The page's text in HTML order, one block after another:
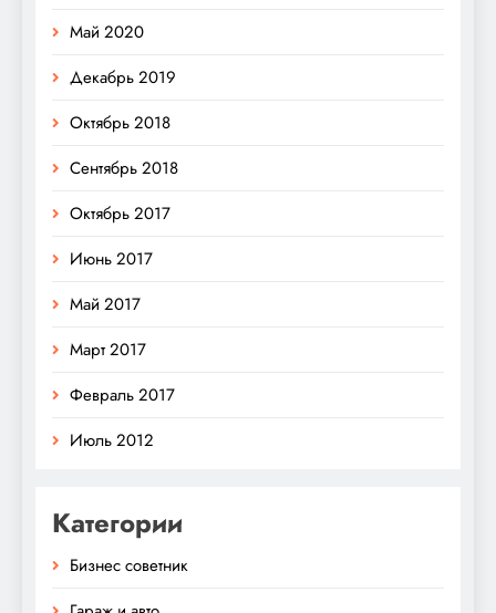
Май 2020
Декабрь 2019
Октябрь 2018
Сентябрь 2018
Октябрь 2017
Июнь 2017
Май 2017
Март 2017
Февраль 2017
Июль 2012
Категории
Бизнес советник